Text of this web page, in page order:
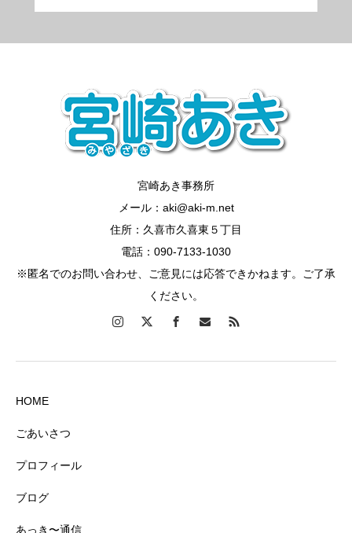
宮崎あき事務所
メール：aki@aki-m.net
住所：久喜市久喜東５丁目
電話：090-7133-1030
※匿名でのお問い合わせ、ご意見には応答できかねます。ご了承
ください。
HOME
ごあいさつ
プロフィール
ブログ
あっき〜通信